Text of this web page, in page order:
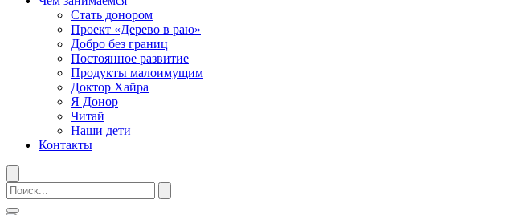
Стать донором
Проект «Дерево в раю»
Добро без границ
Постоянное развитие
Продукты малоимущим
Доктор Хайра
Я Донор
Читай
Наши дети
Контакты